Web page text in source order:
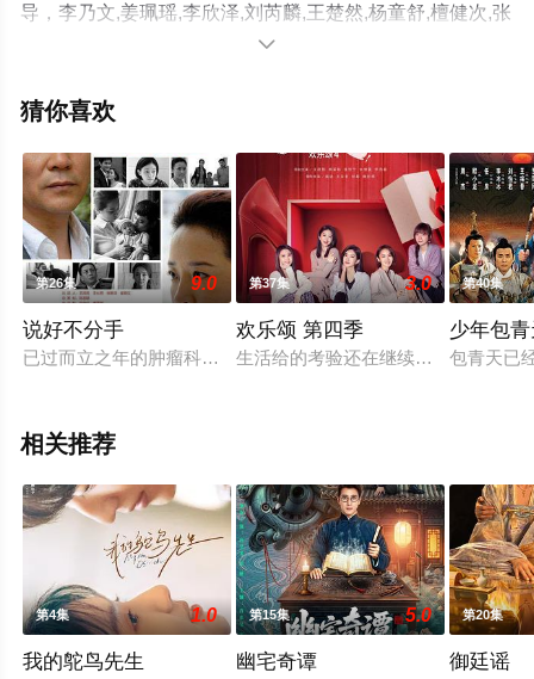
导，李乃文,姜珮瑶,李欣泽,刘芮麟,王楚然,杨童舒,檀健次,张
昊唯,邵伟桐,叶晞月,郑水晶等演员精彩演绎的中国大陆电视
无删减完整版电视剧全集就上星空电影网，更多相关信息

猜你喜欢
第26集 9.0
说好不分手
已过而立之年的肿瘤科医生冷云（陈小艺 饰）父母早亡，她独
第37集 3.0
欢乐颂 第四季
生活给的考验还在继续，欢乐颂小区
第40集
少年包
包青天已
相关推荐
第4集 1.0
我的鸵鸟先生
第15集 5.0
幽宅奇谭
第20集
御廷谣